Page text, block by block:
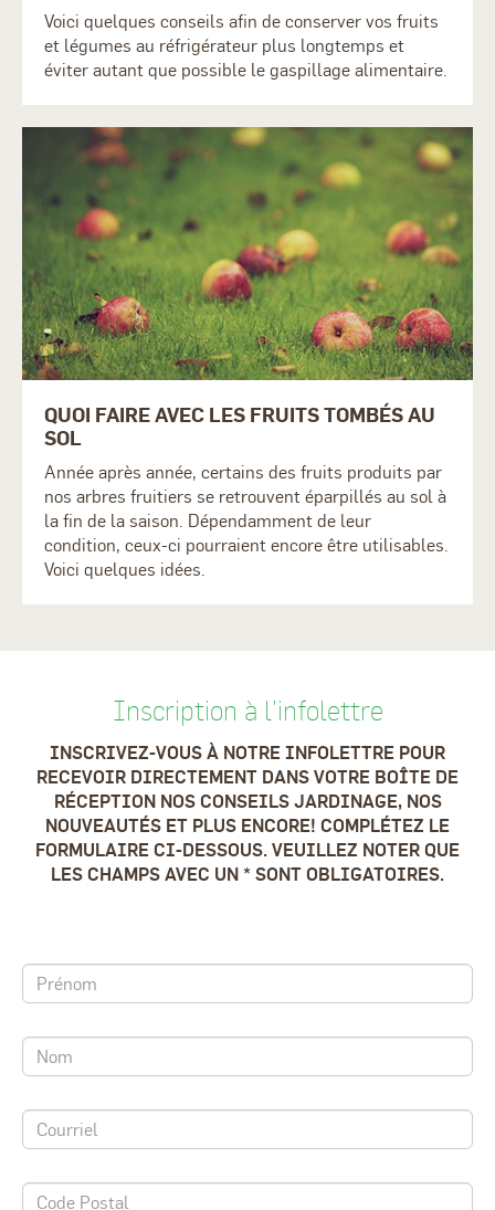
Voici quelques conseils afin de conserver vos fruits
et légumes au réfrigérateur plus longtemps et
éviter autant que possible le gaspillage alimentaire.
QUOI FAIRE AVEC LES FRUITS TOMBÉS AU
SOL
Année après année, certains des fruits produits par
nos arbres fruitiers se retrouvent éparpillés au sol à
la fin de la saison. Dépendamment de leur
condition, ceux-ci pourraient encore être utilisables.
Voici quelques idées.
Inscription à l'infolettre
INSCRIVEZ-VOUS À NOTRE INFOLETTRE POUR
RECEVOIR DIRECTEMENT DANS VOTRE BOÎTE DE
RÉCEPTION NOS CONSEILS JARDINAGE, NOS
NOUVEAUTÉS ET PLUS ENCORE! COMPLÉTEZ LE
FORMULAIRE CI-DESSOUS. VEUILLEZ NOTER QUE
LES CHAMPS AVEC UN * SONT OBLIGATOIRES.